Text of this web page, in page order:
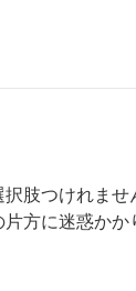
肢つけれませ
方に迷惑か